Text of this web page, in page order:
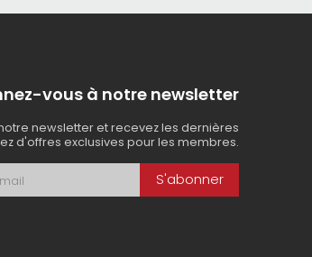
vous à notre newsletter
newsletter et recevez les dernières
d'offres exclusives pour les membres.
S'abonner